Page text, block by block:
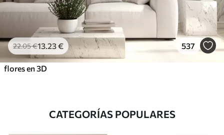
22.05€13.23€ 537
flores en 3D
CATEGORÍAS POPULARES